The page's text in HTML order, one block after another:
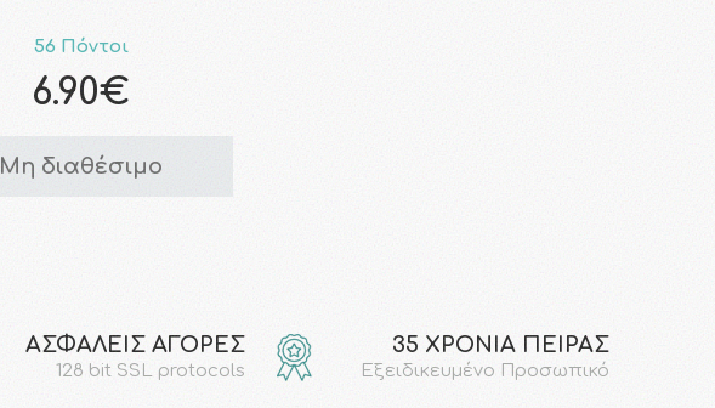
56 Πόντοι
6.90€
Μη διαθέσιμο
AΣΦΑΛΕΙΣ ΑΓΟΡΕΣ
128 bit SSL protocols
35 ΧΡΟΝΙΑ ΠΕΙΡΑΣ
Εξειδικευμένο Προσωπικό